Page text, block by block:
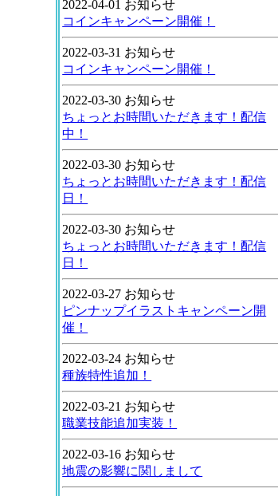
2022-04-01 お知らせ
コインキャンペーン開催！
2022-03-31 お知らせ
コインキャンペーン開催！
2022-03-30 お知らせ
ちょっとお時間いただきます！配信
中！
2022-03-30 お知らせ
ちょっとお時間いただきます！配信
日！
2022-03-30 お知らせ
ちょっとお時間いただきます！配信
日！
2022-03-27 お知らせ
ピンナップイラストキャンペーン開
催！
2022-03-24 お知らせ
種族特性追加！
2022-03-21 お知らせ
職業技能追加実装！
2022-03-16 お知らせ
地震の影響に関しまして